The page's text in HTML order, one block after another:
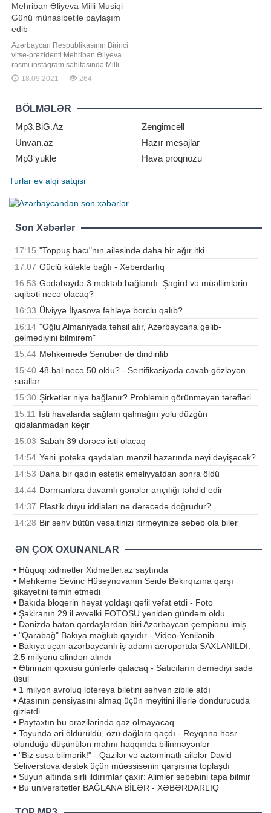
Mehriban Əliyeva Milli Musiqi
Günü münasibətilə paylaşım
edib
Azərbaycan Respublikasının Birinci
vitse-prezidenti Mehriban Əliyeva
rəsmi instaqram səhifəsində Milli
Musiqi Günü ilə bağlı paylaşım
edib. "Report" xəbər verir ki,
Milli Musiqi Günüdür. Bu gün
doğum günlərini qeyd etdiyimiz
görkəmli Azərbaycan bəstəkarlar
18.09.2021 264
BÖLMƏLƏR
Mp3.BiG.Az
Zengimcell
Unvan.az
Hazır mesajlar
Mp3 yukle
Hava proqnozu
Turlar ev alqi satqisi
Son Xəbərlər
17:15 "Toppuş bacı"nın ailəsində daha bir ağır itki
17:07 Güclü küləklə bağlı - Xəbərdarlıq
16:53 Gədəbəydə 3 məktəb bağlandı: Şagird və müəllimlərin
aqibəti necə olacaq?
16:33 Ülviyyə İlyasova fəhləyə borclu qalıb?
16:14 "Oğlu Almaniyada təhsil alır, Azərbaycana gəlib-
gəlmədiyini bilmirəm"
15:44 Məhkəmədə Sənubər də dindirilib
15:40 48 bal necə 50 oldu? - Sertifikasiyada cavab gözləyən
suallar
15:30 Şirkətlər niyə bağlanır? Problemin görünməyən tərəfləri
15:11 İsti havalarda sağlam qalmağın yolu düzgün
qidalanmadan keçir
15:03 Sabah 39 dərəcə isti olacaq
14:54 Yeni ipoteka qaydaları mənzil bazarında nəyi dəyişəcək?
14:53 Daha bir qadın estetik əməliyyatdan sonra öldü
14:44 Dərmanlara davamlı gənələr arıçılığı təhdid edir
14:37 Plastik düyü iddiaları nə dərəcədə doğrudur?
14:28 Bir səhv bütün vəsaitinizi itirməyinizə səbəb ola bilər
ƏN ÇOX OXUNANLAR
• Hüquqi xidmətlər Xidmetler.az saytında
• Məhkəmə Sevinc Hüseynovanın Səidə Bəkirqızına qarşı
şikayətini təmin etmədi
• Bakıda bloqerin həyat yoldaşı qəfil vəfat etdi - Foto
• Şakiranın 29 il əvvəlki FOTOSU yenidən gündəm oldu
• Dənizdə batan qardaşlardan biri Azərbaycan çempionu imiş
• "Qarabağ" Bakıya məğlub qayıdır - Video-Yenilənib
• Bakıya uçan azərbaycanlı iş adamı aeroportda SAXLANILDI:
2.5 milyonu əlindən alındı
• Ətirinizin qoxusu günlərlə qalacaq - Satıcıların demədiyi sadə
üsul
• 1 milyon avroluq lotereya biletini səhvən zibilə atdı
•Atasının pensiyasını almaq üçün meyitini illərlə dondurucuda
gizlətdi
• Paytaxtın bu ərazilərində qaz olmayacaq
• Toyunda əri öldürüldü, özü dağlara qaçdı - Reyqana həsr
olunduğu düşünülən mahnı haqqında bilinməyənlər
• "Biz susa bilmərik!" - Qazilər və aztəminatlı ailələr David
Seliverstova dəstək üçün müəssisənin qarşısına toplaşdı
• Suyun altında sirli ildırımlar çaxır: Alimlər səbəbini tapa bilmir
• Bu universitetlər BAĞLANA BİLƏR - XƏBƏRDARLIQ